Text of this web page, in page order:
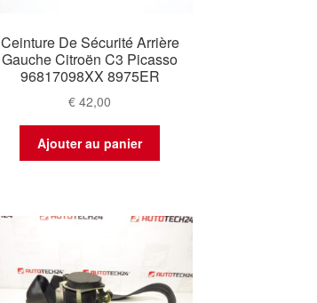
Ceinture De Sécurité Arrière
Gauche Citroën C3 Picasso
96817098XX 8975ER
€ 42,00
Ajouter au panier